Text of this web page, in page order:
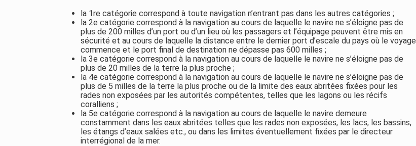
la 1re catégorie correspond à toute navigation n’entrant pas dans les autres catégories ;
la 2e catégorie correspond à la navigation au cours de laquelle le navire ne s’éloigne pas de
plus de 200 milles d’un port ou d’un lieu où les passagers et l’équipage peuvent être mis en
sécurité et au cours de laquelle la distance entre le dernier port d’escale du pays où le voyage
commence et le port final de destination ne dépasse pas 600 milles ;
la 3e catégorie correspond à la navigation au cours de laquelle le navire ne s’éloigne pas de
plus de 20 milles de la terre la plus proche ;
la 4e catégorie correspond à la navigation au cours de laquelle le navire ne s’éloigne pas de
plus de 5 milles de la terre la plus proche ou de la limite des eaux abritées fixées pour les
rades non exposées par les autorités compétentes, telles que les lagons ou les récifs
coralliens ;
la 5e catégorie correspond à la navigation au cours de laquelle le navire demeure
constamment dans les eaux abritées telles que les rades non exposées, les lacs, les bassins,
les étangs d’eaux salées etc., ou dans les limites éventuellement fixées par le directeur
interrégional de la mer.